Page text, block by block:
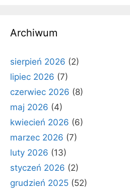
Archiwum
sierpień 2026 (2)
lipiec 2026 (7)
czerwiec 2026 (8)
maj 2026 (4)
kwiecień 2026 (6)
marzec 2026 (7)
luty 2026 (13)
styczeń 2026 (2)
grudzień 2025 (52)